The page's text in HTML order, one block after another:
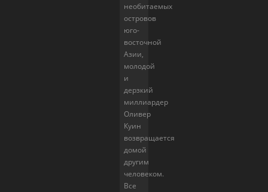
необитаемых
островов
юго-
восточной
Азии,
молодой
и
дерзкий
миллиардер
Оливер
Куин
возвращается
домой
другим
человеком.
Все